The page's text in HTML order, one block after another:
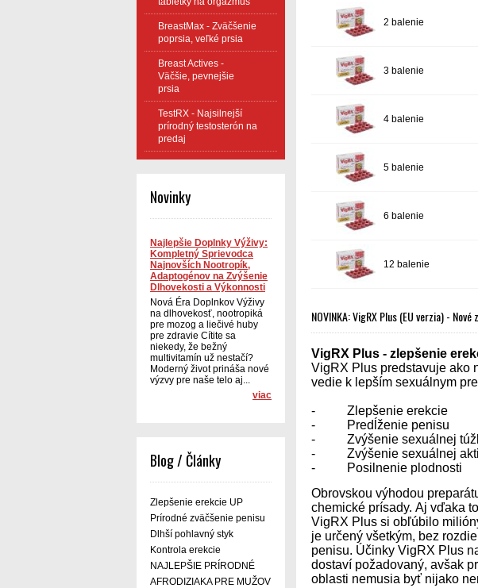
BreastMax - Zväčšenie
poprsia, veľké prsia
Breast Actives -
Väčšie, pevnejšie
prsia
TestRX - Najsilnejší
prírodný testosterón na
predaj
Novinky
Najlepšie Doplnky Výživy:
Kompletný Sprievodca
Najnovších Nootropík,
Adaptogénov na Zvýšenie
Dlhovekosti a Výkonnosti
Nová Éra Doplnkov Výživy
na dlhovekosť, nootropiká
pre mozog a liečivé huby
pre zdravie Cítite sa
niekedy, že bežný
multivitamín už nestačí?
Moderný život prináša nové
výzvy pre naše telo aj...
viac
Blog / Články
Zlepšenie erekcie UP
Prírodné zväčšenie penisu
Dlhší pohlavný styk
Kontrola erekcie
NAJLEPŠIE PRÍRODNÉ
AFRODIZIAKA PRE MUŽOV
2 balenie
3 balenie
4 balenie
5 balenie
6 balenie
12 balenie
NOVINKA: VigRX Plus (EU verzia) - Nové
VigRX Plus - zlepšenie
VigRX Plus predstavuje ako
vedie k lepším sexuálnym
- Zlepšenie erekcie
- Predĺženie penisu
- Zvýšenie sexuálnej
- Zvýšenie sexuálnej
- Posilnenie plodnosti
Obrovskou výhodou
chemické prísady. Aj vďaka
VigRX Plus si obľúbilo
je určený všetkým, bez
penisu. Účinky VigRX Plus
dostaví požadovaný, avšak
oblasti nemusia byť nijako